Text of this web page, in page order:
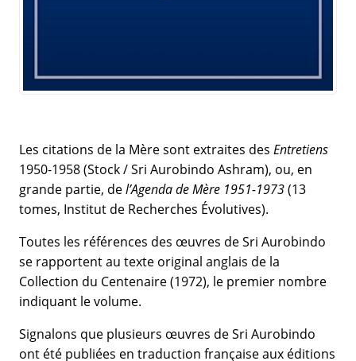
Les citations de la Mère sont extraites des Entretiens
1950-1958 (Stock / Sri Aurobindo Ashram), ou, en
grande partie, del’Agenda de Mère 1951-1973(13
tomes, Institut de Recherches Évolutives).
Toutes les références des œuvres de Sri Aurobindo
se rapportent au texte original anglais de la
Collection du Centenaire (1972), le premier nombre
indiquant le volume.
Signalons que plusieurs œuvres de Sri Aurobindo
ont été publiées en traduction française aux éditions